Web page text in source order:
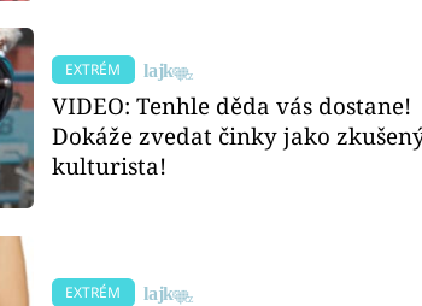
EXTRÉM
VIDEO: Tenhle děda vás dostane!
Dokáže zvedat činky jako
kulturista!
EXTRÉM